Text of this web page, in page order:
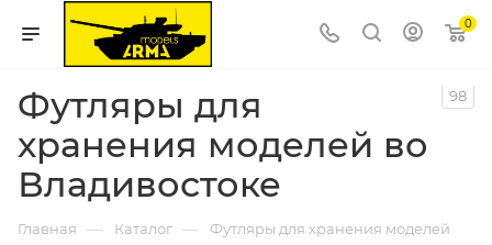
0
Футляры для
хранения моделей во
Владивостоке
98
Главная — Каталог — Футляры для хранения моделей